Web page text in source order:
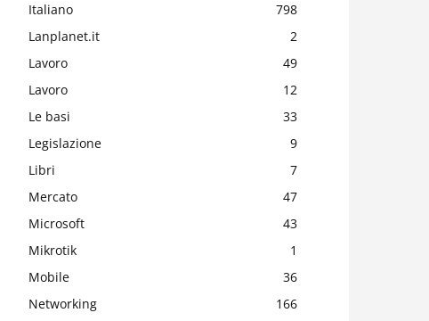
Italiano
798
Lanplanet.it
2
Lavoro
49
Lavoro
12
Le basi
33
Legislazione
9
Libri
7
Mercato
47
Microsoft
43
Mikrotik
1
Mobile
36
Networking
166